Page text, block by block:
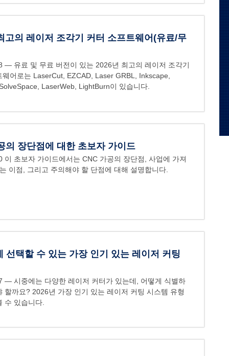
고의 레이저 조각기 커터 소프트웨어(유료/무
— 유료 및 무료 버전이 있는 2026년 최고의 레이저 조각기
웨어로는 LaserCut, EZCAD, Laser GRBL, Inkscape,
LaserWeb, LightBurn이 있습니다.
의 장단점에 대한 초보자 가이드
이 초보자 가이드에서는 CNC 가공의 장단점, 사업에 가져
이점, 그리고 주의해야 할 단점에 대해 설명합니다.
선택할 수 있는 가장 인기 있는 레이저 커팅
— 시중에는 다양한 레이저 커터가 있는데, 어떻게 식별하
할까요? 2026년 가장 인기 있는 레이저 커팅 시스템 유형
수 있습니다.